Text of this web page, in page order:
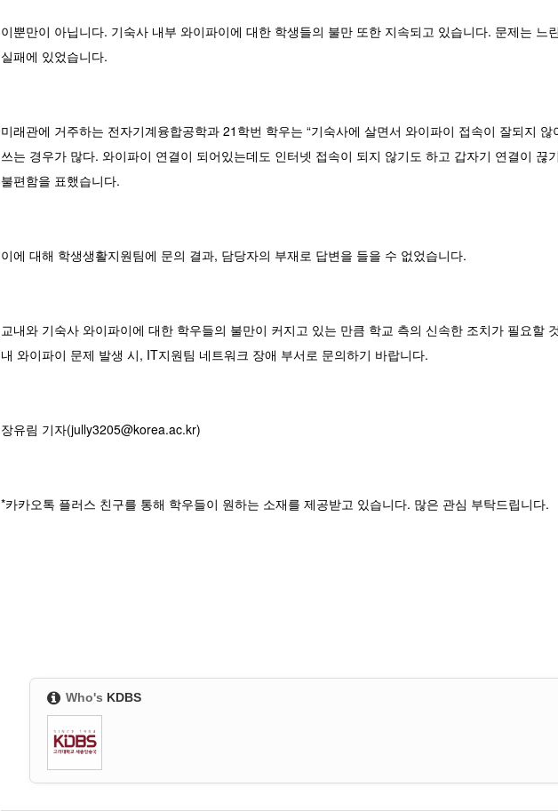
이뿐만이 아닙니다. 기숙사 내부 와이파이에 대한 학생들의 불만 또한 지속되고 있습니다. 문제는 느
실패에 있었습니다.
미래관에 거주하는 전자기계융합공학과 21학번 학우는 “기숙사에 살면서 와이파이 접속이 잘되지 않
쓰는 경우가 많다. 와이파이 연결이 되어있는데도 인터넷 접속이 되지 않기도 하고 갑자기 연결이 끊
불편함을 표했습니다.
이에 대해 학생생활지원팀에 문의 결과, 담당자의 부재로 답변을 들을 수 없었습니다.
교내와 기숙사 와이파이에 대한 학우들의 불만이 커지고 있는 만큼 학교 측의 신속한 조치가 필요할
내 와이파이 문제 발생 시, IT지원팀 네트워크 장애 부서로 문의하기 바랍니다.
장유림 기자(jully3205@korea.ac.kr)
*카카오톡 플러스 친구를 통해 학우들이 원하는 소재를 제공받고 있습니다. 많은 관심 부탁드립니다.
Who's KDBS